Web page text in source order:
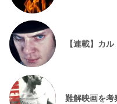
【連載】カ
難解映画を考